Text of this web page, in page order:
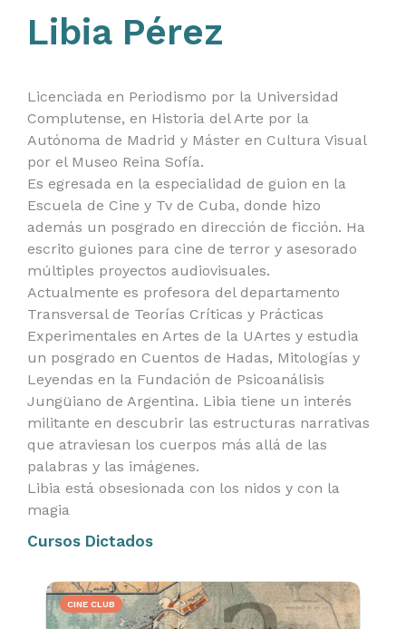
Libia Pérez
Licenciada en Periodismo por la Universidad
Complutense, en Historia del Arte por la
Autónoma de Madrid y Máster en Cultura Visual
por el Museo Reina Sofía.
Es egresada en la especialidad de guion en la
Escuela de Cine y Tv de Cuba, donde hizo
además un posgrado en dirección de ficción. Ha
escrito guiones para cine de terror y asesorado
múltiples proyectos audiovisuales.
Actualmente es profesora del departamento
Transversal de Teorías Críticas y Prácticas
Experimentales en Artes de la UArtes y estudia
un posgrado en Cuentos de Hadas, Mitologías y
Leyendas en la Fundación de Psicoanálisis
Jungüiano de Argentina. Libia tiene un interés
militante en descubrir las estructuras narrativas
que atraviesan los cuerpos más allá de las
palabras y las imágenes.
Libia está obsesionada con los nidos y con la
magia
Cursos Dictados
CINE CLUB